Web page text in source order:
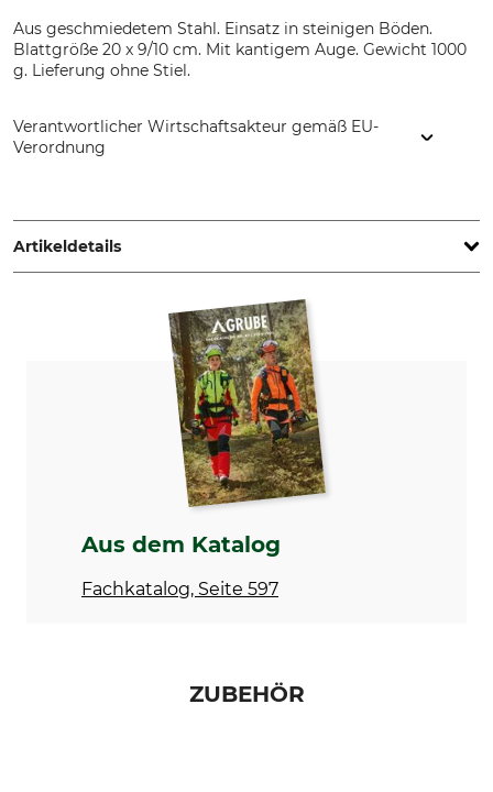
Aus geschmiedetem Stahl. Einsatz in steinigen Böden.
Blattgröße 20 x 9/10 cm. Mit kantigem Auge. Gewicht 1000
g. Lieferung ohne Stiel.
Verantwortlicher Wirtschaftsakteur gemäß EU-
Verordnung
18, 72270 Baiersbronn, Germany, www.shw-fr.de
Artikeldetails
Herstellung
Made in Germany
Aus dem Katalog
Fachkatalog, Seite 597
ZUBEHÖR